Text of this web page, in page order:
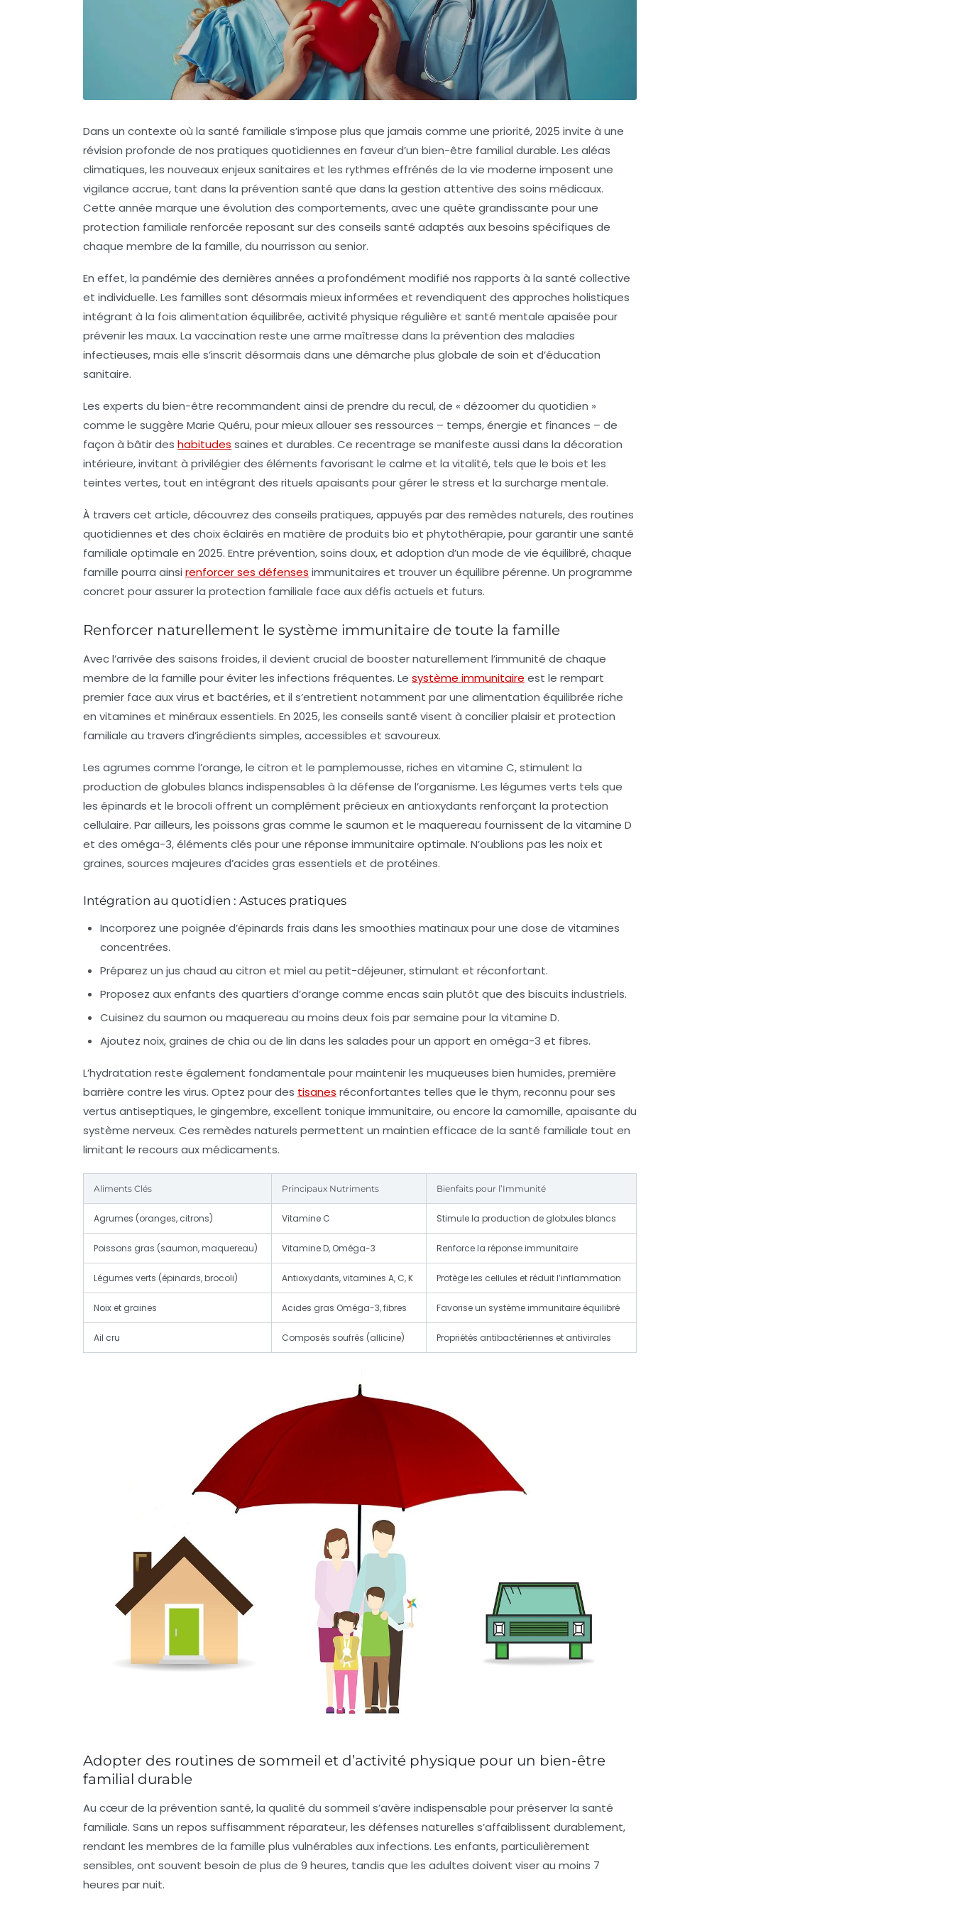
Dans un contexte où la santé familiale s’impose plus que jamais comme une priorité, 2025 invite à une
révision profonde de nos pratiques quotidiennes en faveur d’un bien-être familial durable. Les aléas
climatiques, les nouveaux enjeux sanitaires et les rythmes effrénés de la vie moderne imposent une
vigilance accrue, tant dans la prévention santé que dans la gestion attentive des soins médicaux.
Cette année marque une évolution des comportements, avec une quête grandissante pour une
protection familiale renforcée reposant sur des conseils santé adaptés aux besoins spécifiques de
chaque membre de la famille, du nourrisson au senior.
En effet, la pandémie des dernières années a profondément modifié nos rapports à la santé collective
et individuelle. Les familles sont désormais mieux informées et revendiquent des approches holistiques
intégrant à la fois alimentation équilibrée, activité physique régulière et santé mentale apaisée pour
prévenir les maux. La vaccination reste une arme maîtresse dans la prévention des maladies
infectieuses, mais elle s’inscrit désormais dans une démarche plus globale de soin et d’éducation
sanitaire.
Les experts du bien-être recommandent ainsi de prendre du recul, de « dézoomer du quotidien »
comme le suggère Marie Quéru, pour mieux allouer ses ressources – temps, énergie et finances – de
façon à bâtir des habitudes saines et durables. Ce recentrage se manifeste aussi dans la décoration
intérieure, invitant à privilégier des éléments favorisant le calme et la vitalité, tels que le bois et les
teintes vertes, tout en intégrant des rituels apaisants pour gérer le stress et la surcharge mentale.
À travers cet article, découvrez des conseils pratiques, appuyés par des remèdes naturels, des routines
quotidiennes et des choix éclairés en matière de produits bio et phytothérapie, pour garantir une santé
familiale optimale en 2025. Entre prévention, soins doux, et adoption d’un mode de vie équilibré, chaque
famille pourra ainsi renforcer ses défenses immunitaires et trouver un équilibre pérenne. Un programme
concret pour assurer la protection familiale face aux défis actuels et futurs.
Renforcer naturellement le système immunitaire de toute la famille
Avec l’arrivée des saisons froides, il devient crucial de booster naturellement l’immunité de chaque
membre de la famille pour éviter les infections fréquentes. Le système immunitaire est le rempart
premier face aux virus et bactéries, et il s’entretient notamment par une alimentation équilibrée riche
en vitamines et minéraux essentiels. En 2025, les conseils santé visent à concilier plaisir et protection
familiale au travers d’ingrédients simples, accessibles et savoureux.
Les agrumes comme l’orange, le citron et le pamplemousse, riches en vitamine C, stimulent la
production de globules blancs indispensables à la défense de l’organisme. Les légumes verts tels que
les épinards et le brocoli offrent un complément précieux en antioxydants renforçant la protection
cellulaire. Par ailleurs, les poissons gras comme le saumon et le maquereau fournissent de la vitamine D
et des oméga-3, éléments clés pour une réponse immunitaire optimale. N’oublions pas les noix et
graines, sources majeures d’acides gras essentiels et de protéines.
Intégration au quotidien : Astuces pratiques
Incorporez une poignée d’épinards frais dans les smoothies matinaux pour une dose de vitamines
concentrées.
Préparez un jus chaud au citron et miel au petit-déjeuner, stimulant et réconfortant.
Proposez aux enfants des quartiers d’orange comme encas sain plutôt que des biscuits industriels.
Cuisinez du saumon ou maquereau au moins deux fois par semaine pour la vitamine D.
Ajoutez noix, graines de chia ou de lin dans les salades pour un apport en oméga-3 et fibres.
L’hydratation reste également fondamentale pour maintenir les muqueuses bien humides, première
barrière contre les virus. Optez pour des tisanes réconfortantes telles que le thym, reconnu pour ses
vertus antiseptiques, le gingembre, excellent tonique immunitaire, ou encore la camomille, apaisante du
système nerveux. Ces remèdes naturels permettent un maintien efficace de la santé familiale tout en
limitant le recours aux médicaments.
Aliments Clés Principaux Nutriments Bienfaits pour l’Immunité
Agrumes (oranges, citrons) Vitamine C Stimule la production de globules blancs
Poissons gras (saumon, maquereau) Vitamine D, Oméga-3 Renforce la réponse immunitaire
Légumes verts (épinards, brocoli) Antioxydants, vitamines A, C, K Protège les cellules et réduit l’inflammation
Noix et graines Acides gras Oméga-3, fibres Favorise un système immunitaire équilibré
Ail cru Composés soufrés (allicine) Propriétés antibactériennes et antivirales
Adopter des routines de sommeil et d’activité physique pour un bien-être
familial durable
Au cœur de la prévention santé, la qualité du sommeil s’avère indispensable pour préserver la santé
familiale. Sans un repos suffisamment réparateur, les défenses naturelles s’affaiblissent durablement,
rendant les membres de la famille plus vulnérables aux infections. Les enfants, particulièrement
sensibles, ont souvent besoin de plus de 9 heures, tandis que les adultes doivent viser au moins 7
heures par nuit.